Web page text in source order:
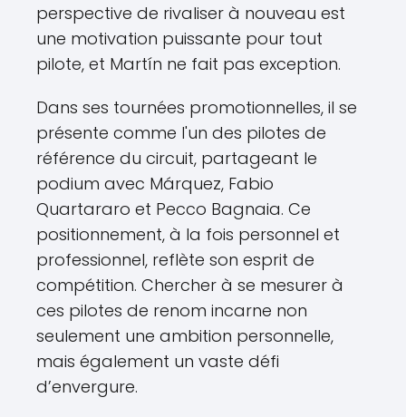
perspective de rivaliser à nouveau est
une motivation puissante pour tout
pilote, et Martín ne fait pas exception.
Dans ses tournées promotionnelles, il se
présente comme l'un des pilotes de
référence du circuit, partageant le
podium avec Márquez, Fabio
Quartararo et Pecco Bagnaia. Ce
positionnement, à la fois personnel et
professionnel, reflète son esprit de
compétition. Chercher à se mesurer à
ces pilotes de renom incarne non
seulement une ambition personnelle,
mais également un vaste défi
d’envergure.